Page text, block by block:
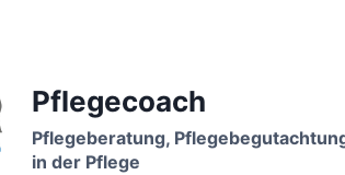
Pflegecoach
Pflegeberatung,
in der Pflege